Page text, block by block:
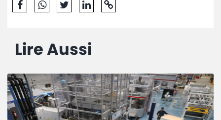
Lire Aussi